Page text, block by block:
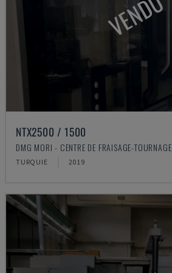
VENDU
NTX2500 / 1500
DMG MORI - CENTRE DE FRAISAGE-TOURNAGE
TURQUIE 2019